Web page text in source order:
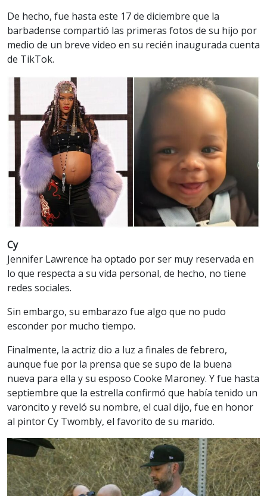
De hecho, fue hasta este 17 de diciembre que la
barbadense compartió las primeras fotos de su hijo por
medio de un breve video en su recién inaugurada cuenta
de TikTok.
Cy
Jennifer Lawrence ha optado por ser muy reservada en
lo que respecta a su vida personal, de hecho, no tiene
redes sociales.
Sin embargo, su embarazo fue algo que no pudo
esconder por mucho tiempo.
Finalmente, la actriz dio a luz a finales de febrero,
aunque fue por la prensa que se supo de la buena
nueva para ella y su esposo Cooke Maroney. Y fue hasta
septiembre que la estrella confirmó que había tenido un
varoncito y reveló su nombre, el cual dijo, fue en honor
al pintor Cy Twombly, el favorito de su marido.